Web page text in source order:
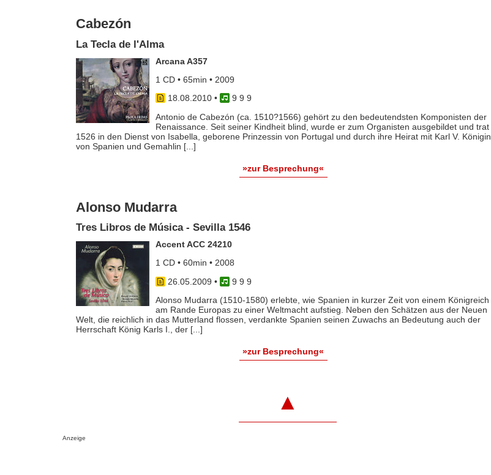
Cabezón
La Tecla de l'Alma
Arcana A357
1 CD • 65min • 2009
18.08.2010•
9 9 9
Antonio de Cabezón (ca. 1510?1566) gehört zu den bedeutendsten Komponisten der
Renaissance. Seit seiner Kindheit blind, wurde er zum Organisten ausgebildet und trat
1526 in den Dienst von Isabella, geborene Prinzessin von Portugal und durch ihre Heirat mit Karl V. Königin
von Spanien und Gemahlin [...]
»zur Besprechung«
Alonso Mudarra
Tres Libros de Música - Sevilla 1546
Accent ACC 24210
1 CD • 60min • 2008
26.05.2009 •
9 9 9
Alonso Mudarra (1510-1580) erlebte, wie Spanien in kurzer Zeit von einem Königreich
am Rande Europas zu einer Weltmacht aufstieg. Neben den Schätzen aus der Neuen
Welt, die reichlich in das Mutterland flossen, verdankte Spanien seinen Zuwachs an Bedeutung auch der
Herrschaft König Karls I., der [...]
»zur Besprechung«
▲
Anzeige